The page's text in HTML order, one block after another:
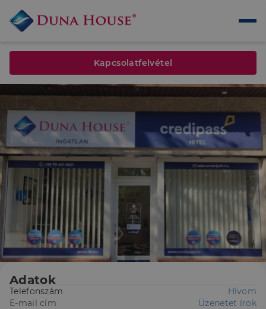
Kapcsolatfelvétel
Adatok
Telefonszám
Hívom
E-mail cím
Üzenetet írok